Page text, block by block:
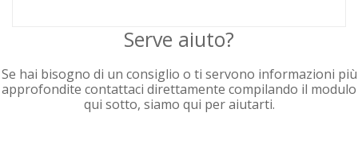
Serve aiuto?
Se hai bisogno di un consiglio o ti servono informazioni più
approfondite contattaci direttamente compilando il modulo
qui sotto, siamo qui per aiutarti.